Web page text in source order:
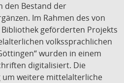
den Bestand der
Im Rahmen des von
geförderten Projekts
volkssprachlichen
wurden in einem
digitalisiert. Die
weitere mittelalterliche